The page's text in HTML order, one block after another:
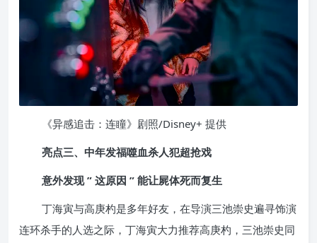
《异感追击：连瞳》剧照/Disney+ 提供
亮点三、中年发福噬血杀人犯超抢戏
意外发现 ” 这原因 ” 能让屍体死而复生
丁海寅与高庚杓是多年好友，在导演三池崇史遍寻饰演
连环杀手的人选之际，丁海寅大力推荐高庚杓，三池崇史同